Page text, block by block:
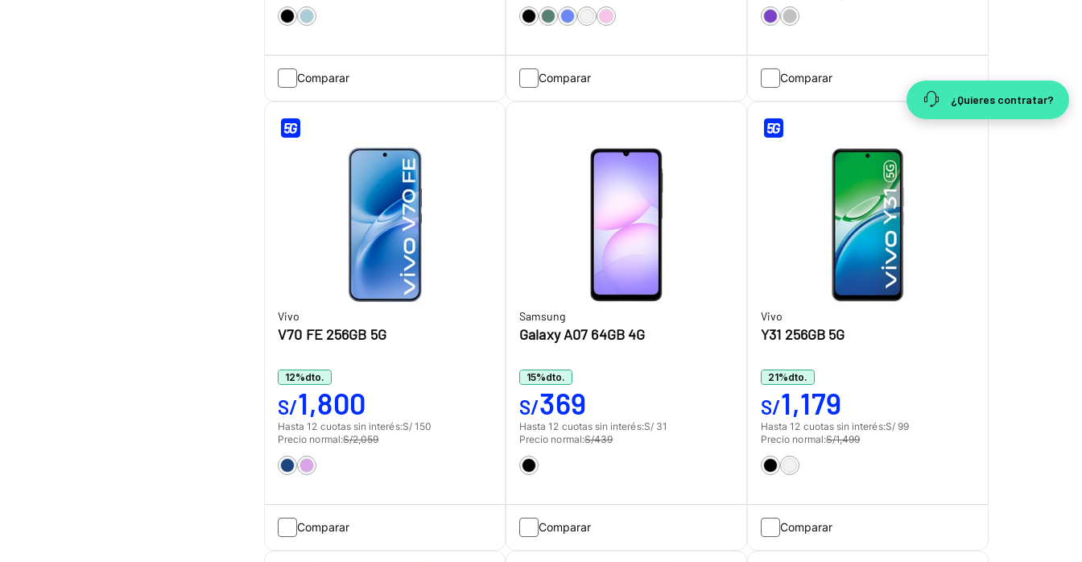
Comparar Comparar Comparar
Vivo
V70 FE 256GB 5G
12%dto.
S/1,800
Hasta 12 cuotas sin interés:S/ 150
Precio normal:S/2,059
Comparar
Samsung
Galaxy A07 64GB 4G
15%dto.
S/369
Hasta 12 cuotas sin interés:S/ 31
Precio normal:S/439
Comparar
Vivo
Y31 256GB 5G
21%dto.
S/1,179
Hasta 12 cuotas sin interés:S/ 99
Precio normal:S/1,499
Comparar
¿Quieres contratar?